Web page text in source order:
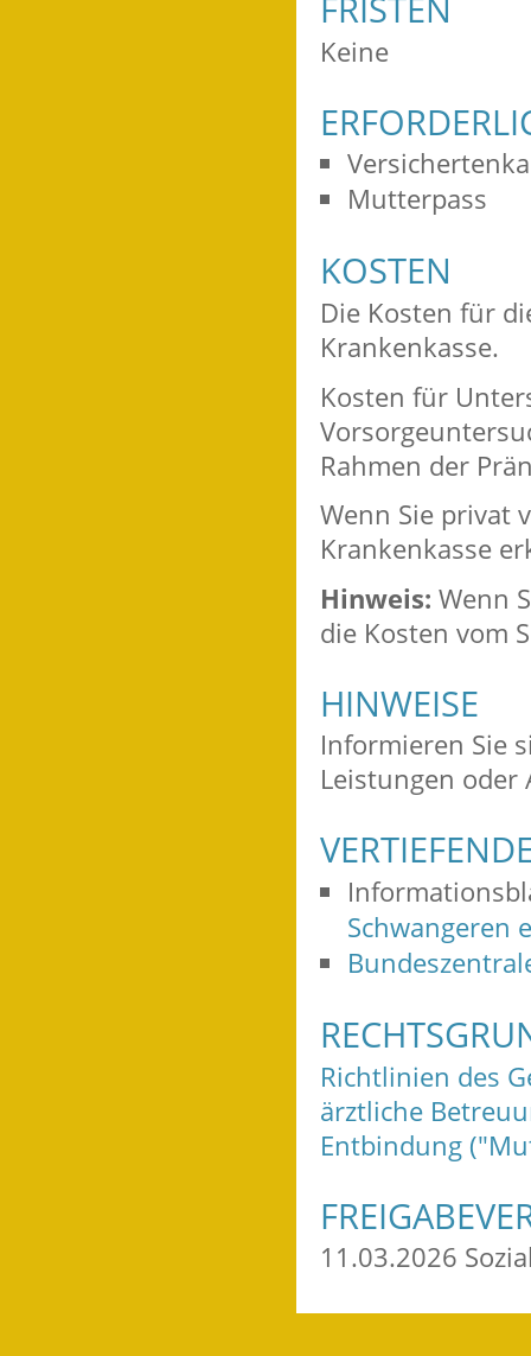
Keine
Mutterpass
KOSTEN
Die Kosten für
Krankenkasse.
Kosten für
Rahmen der
Wenn Sie privat
Krankenkasse
Hinweis: Wenn
die Kosten vom
HINWEISE
Informieren Sie
Leistungen oder
Schwangeren
Richtlinien des
ärztliche
Entbindung
11.03.2026